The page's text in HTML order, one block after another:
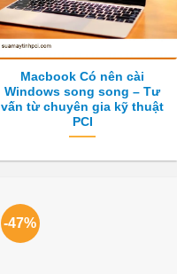
Macbook Có nên cài
Windows song song – Tư
vấn từ chuyên gia kỹ thuật
PCI
-47%